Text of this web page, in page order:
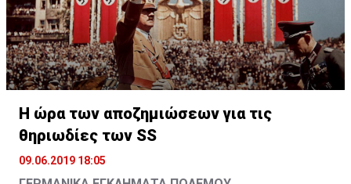
Η ώρα των αποζημιώσεων για τις
θηριωδίες των SS
09.06.2019 18:05